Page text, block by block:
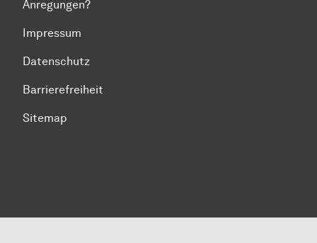
Anregungen?
Impressum
Datenschutz
Barrierefreiheit
Sitemap